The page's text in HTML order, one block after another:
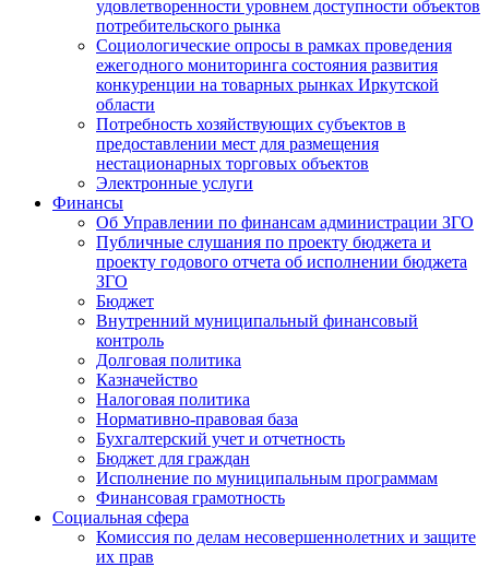
удовлетворенности уровнем доступности объектов
потребительского рынка
Социологические опросы в рамках проведения
ежегодного мониторинга состояния развития
конкуренции на товарных рынках Иркутской
области
Потребность хозяйствующих субъектов в
предоставлении мест для размещения
нестационарных торговых объектов
Электронные услуги
Финансы
Об Управлении по финансам администрации ЗГО
Публичные слушания по проекту бюджета и
проекту годового отчета об исполнении бюджета
ЗГО
Бюджет
Внутренний муниципальный финансовый
контроль
Долговая политика
Казначейство
Налоговая политика
Нормативно-правовая база
Бухгалтерский учет и отчетность
Бюджет для граждан
Исполнение по муниципальным программам
Финансовая грамотность
Социальная сфера
Комиссия по делам несовершеннолетних и защите
их прав